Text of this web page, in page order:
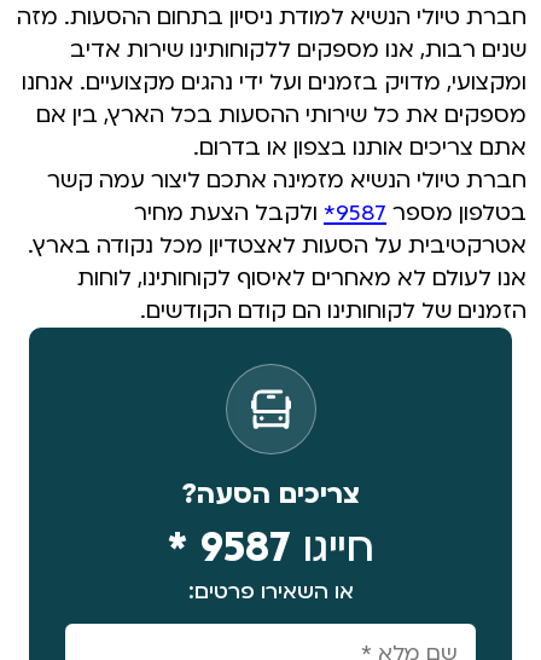
חברת טיולי הנשיא למודת ניסיון בתחום ההסעות. מזה
שנים רבות, אנו מספקים ללקוחותינו שירות אדיב
ומקצועי, מדויק בזמנים ועל ידי נהגים מקצועיים. אנחנו
מספקים את כל שירותי ההסעות בכל הארץ, בין אם
אתם צריכים אותנו בצפון או בדרום.
חברת טיולי הנשיא מזמינה אתכם ליצור עמה קשר
בטלפון מספר 9587*
ולקבל הצעת מחיר
אטרקטיבית על הסעות לאצטדיון מכל נקודה בארץ.
אנו לעולם לא מאחרים לאיסוף לקוחותינו, לוחות
הזמנים של לקוחותינו הם קודם הקודשים.
צריכים הסעה?
חייגו 9587 *
או השאירו פרטים: